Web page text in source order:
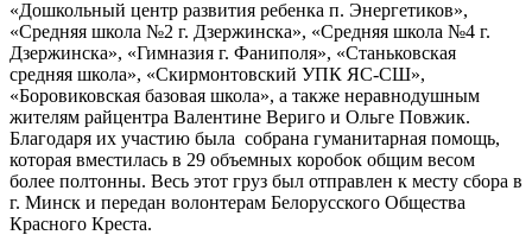
«Дошкольный центр развития ребенка п. Энергетиков»,
«Средняя школа №2 г. Дзержинска», «Средняя школа №4 г.
Дзержинска», «Гимназия г. Фаниполя», «Станьковская
средняя школа», «Скирмонтовский УПК ЯС-СШ»,
«Боровиковская базовая школа», а также неравнодушным
жителям райцентра Валентине Вериго и Ольге Повжик.
Благодаря их участию была собрана гуманитарная помощь,
которая вместилась в 29 объемных коробок общим весом
более полтонны. Весь этот груз был отправлен к месту сбора в
г. Минск и передан волонтерам Белорусского Общества
Красного Креста.